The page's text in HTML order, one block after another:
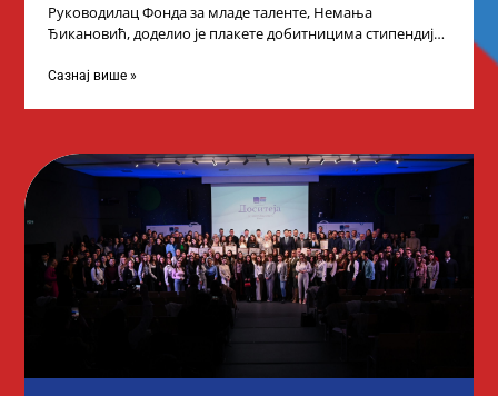
Руководилац Фонда за младе таленте, Немања
Ђикановић, доделио је плакете добитницима стипендије
Сазнај више »